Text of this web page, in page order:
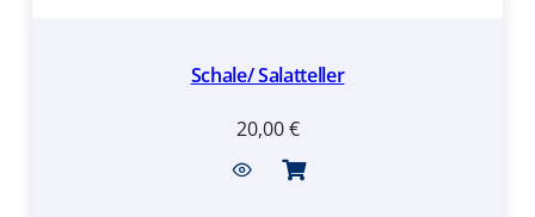
Schale/ Salatteller
20,00€